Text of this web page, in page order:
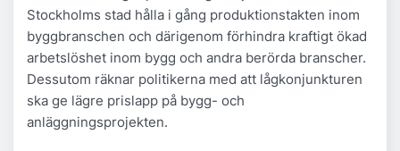
Stockholms stad hålla i gång produktionstakten inom
byggbranschen och därigenom förhindra kraftigt ökad
arbetslöshet inom bygg och andra berörda branscher.
Dessutom räknar politikerna med att lågkonjunkturen
ska ge lägre prislapp på bygg- och
anläggningsprojekten.